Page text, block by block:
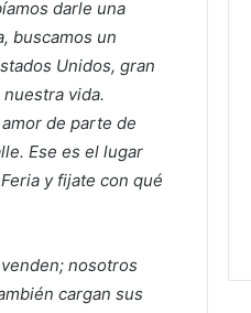
darle una
buscamos un
Unidos, gran
vida.
de parte de
Ese es el lugar
y fijate con qué
nosotros
cargan sus